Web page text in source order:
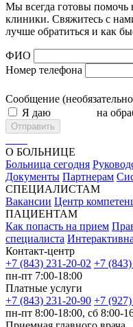
Мы всегда готовы помочь
клиники. Свяжитесь с
лучше обратиться и как
ФИО
Номер телефона
Сообщение
Я даю
на
Отправить
О БОЛЬНИЦЕ
Больница сегодня
Документы Партнерам
СПЕЦИАЛИСТАМ
Вакансии Центр
ПАЦИЕНТАМ
Как попасть на прием
специалиста
Контакт-центр
+7 (843) 231-20-02 +7
пн-пт 7:00-18:00
Платные услуги
+7 (843) 231-20-90 +7
пн-пт 8:00-18:00, сб 8:00-